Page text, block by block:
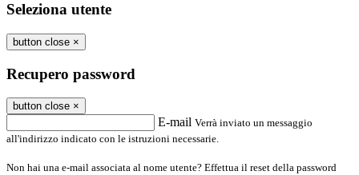
Seleziona utente
button close ×
Recupero password
button close ×
E-mail Verrà inviato un messaggio
all'indirizzo indicato con le istruzioni necessarie.
Non hai una e-mail associata al nome utente? Effettua il reset della password